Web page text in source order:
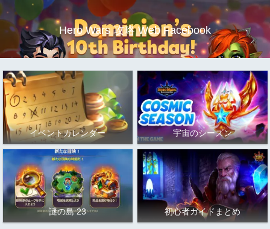
Hero Wars 攻略 Web Facebook
イベントカレンダー 宇宙のシーズン
謎の島 23 初心者ガイドまとめ